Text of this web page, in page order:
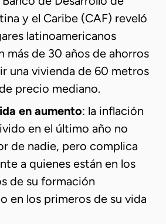
y el Caribe (CAF) reveló
latinoamericanos
más de 30 años de ahorros
una vivienda de 60 metros
precio mediano.
en aumento: la inflación
en el último año no
de nadie, pero complica
a quienes están en los
de su formación
en los primeros de su vida